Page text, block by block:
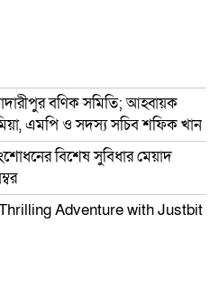
বণিক সমিতি; আহ্বায়ক
এমপি ও সদস্য সচিব শফিক খান
বিশেষ সুবিধার মেয়াদ
Adventure with Justbit